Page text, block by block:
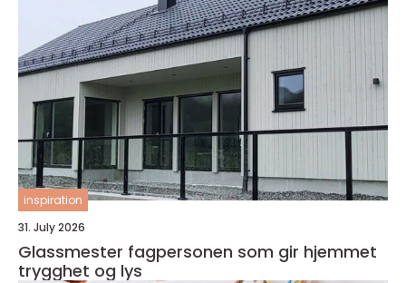
inspiration
31. July 2026
Glassmester fagpersonen som gir hjemmet
trygghet og lys